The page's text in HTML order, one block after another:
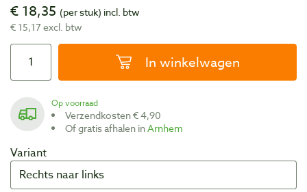
€ 18,35 (per stuk) incl. btw
€ 15,17 excl. btw
In winkelwagen
Op voorraad
Verzendkosten € 4,90
Of gratis afhalen inArnhem
Variant